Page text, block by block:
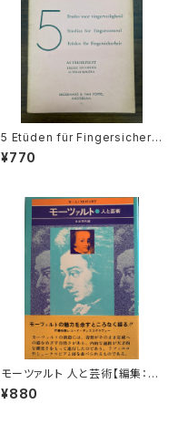
5 Etüden für Fingersicherh
eit ALTBLOCKFLÖTE【著者：
FRANS BRÜGGEN】出版社：B
¥770
モーツァルト 人と芸術【編集：音
楽現代】出版社：芸術現代社 昭
和51年
¥880